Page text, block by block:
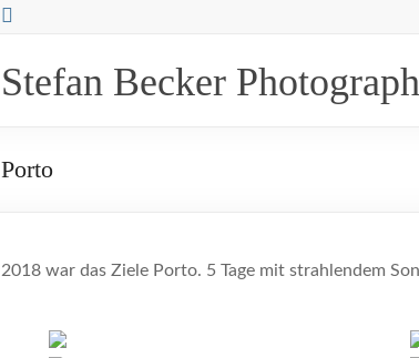
Stefan Becker
Porto
2018 war das Ziele Porto. 5 Tage mit strahlendem